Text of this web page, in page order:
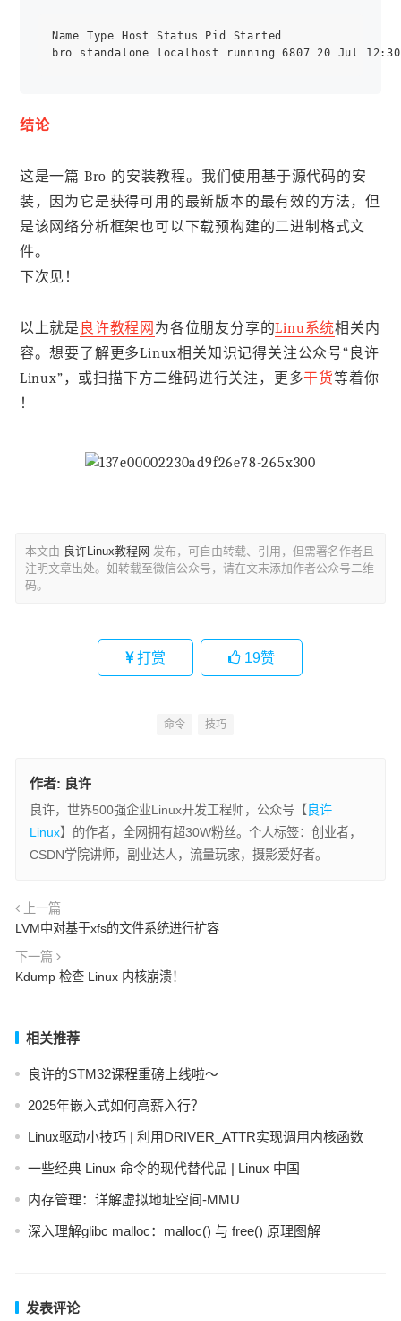
Name Type Host Status Pid Started
结论
这是一篇 Bro 的安装教程。我们使用基于源代码的安
装，因为它是获得可用的最新版本的最有效的方法，但
是该网络分析框架也可以下载预构建的二进制格式文
件。
下次见！
以上就是 良许教程网 为各位朋友分享的Linu系统相关内
容。想要了解更多Linux相关知识记得关注公众号“良许
Linux”，或扫描下方二维码进行关注，更多干货等着你
！
本文由 良许Linux教程网 发布，可自由转载、引用，但需署名作者且
注明文章出处。如转载至微信公众号，请在文末添加作者公众号二维
码。
打赏 19赞
命令 技巧
作者: 良许
良许，世界500强企业Linux开发工程师，公众号【 良许
Linux】的作者，全网拥有超30W粉丝。个人标签：创业者，
CSDN学院讲师，副业达人，流量玩家，摄影爱好者。
上一篇
LVM中对基于xfs的文件系统进行扩容
下一篇
Kdump 检查 Linux 内核崩溃！
相关推荐
良许的STM32课程重磅上线啦～
2025年嵌入式如何高薪入行？
Linux驱动小技巧 | 利用DRIVER_ATTR实现调用内核函数
一些经典 Linux 命令的现代替代品 | Linux 中国
内存管理：详解虚拟地址空间-MMU
深入理解glibc malloc：malloc() 与 free() 原理图解
发表评论